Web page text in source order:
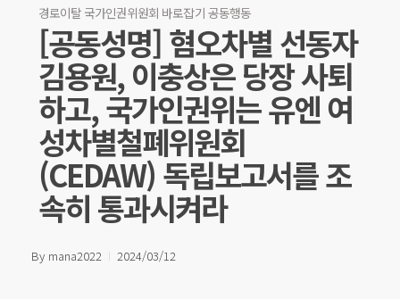
경로이탈 국가인권위원회 바로잡기 공동행동
[공동성명] 혐오차별 선동자
김용원, 이충상은 당장 사퇴
하고, 국가인권위는 유엔 여
성차별철폐위원회
(CEDAW) 독립보고서를 조
속히 통과시켜라
By mana2022 2024/03/12